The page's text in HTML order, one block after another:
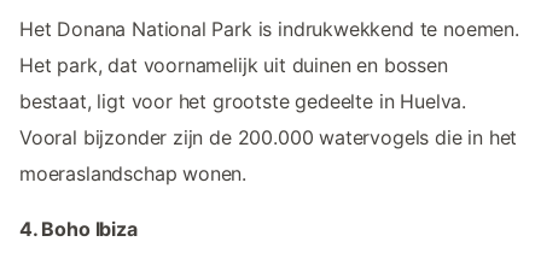
Het Donana National Park is indrukwekkend te noemen.
Het park, dat voornamelijk uit duinen en bossen
bestaat, ligt voor het grootste gedeelte in Huelva.
Vooral bijzonder zijn de 200.000 watervogels die in het
moeraslandschap wonen.
4. Boho Ibiza